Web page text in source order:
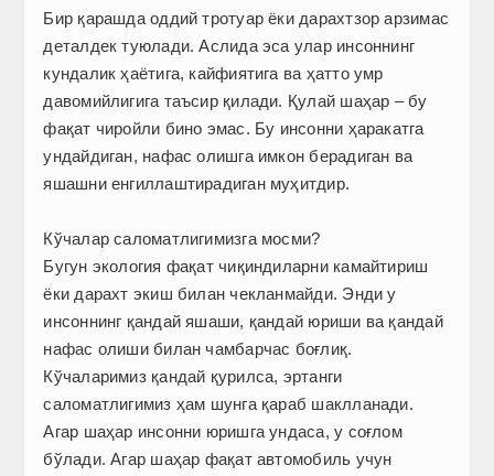
Бир қарашда оддий тротуар ёки дарахтзор арзимас
деталдек туюлади. Аслида эса улар инсоннинг
кундалик ҳаётига, кайфиятига ва ҳатто умр
давомийлигига таъсир қилади. Қулай шаҳар – бу
фақат чиройли бино эмас. Бу инсонни ҳаракатга
ундайдиган, нафас олишга имкон берадиган ва
яшашни енгиллаштирадиган муҳитдир.
Кўчалар саломатлигимизга мосми?
Бугун экология фақат чиқиндиларни камайтириш
ёки дарахт экиш билан чекланмайди. Энди у
инсоннинг қандай яшаши, қандай юриши ва қандай
нафас олиши билан чамбарчас боғлиқ.
Кўчаларимиз қандай қурилса, эртанги
саломатлигимиз ҳам шунга қараб шаклланади.
Агар шаҳар инсонни юришга ундаса, у соғлом
бўлади. Агар шаҳар фақат автомобиль учун